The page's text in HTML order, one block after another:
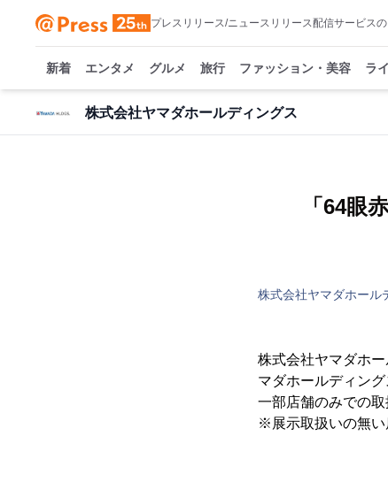
プレスリリース/ニュースリリース配信サービス
新着 エンタメ グルメ 旅行 ファッション・美容 ラ
株式会社ヤマダホールディングス
「64眼
株式会社ヤマダホール
株式会社ヤマダホ
マダホールディン
一部店舗のみでの
※展示取扱いの無い